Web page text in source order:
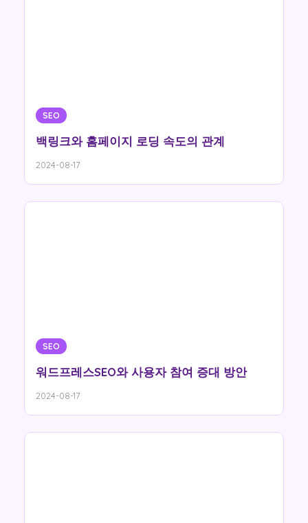
SEO
백링크와 홈페이지 로딩 속도의 관계
2024-08-17
SEO
워드프레스SEO와 사용자 참여 증대 방안
2024-08-17